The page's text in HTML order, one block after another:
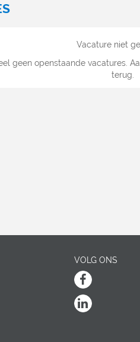
Vacature niet
geen openstaande vacatures.
terug.
VOLG ONS
Facebook
Linkedin